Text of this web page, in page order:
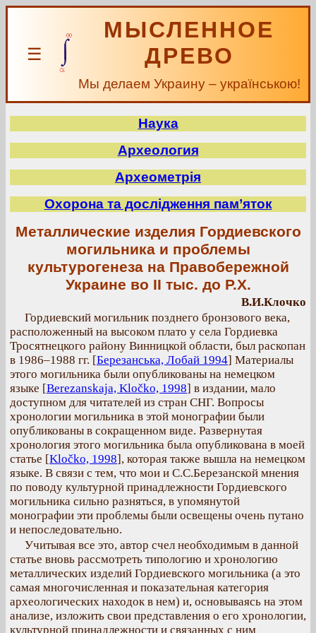
☰
МЫСЛЕННОЕ
ДРЕВО
Мы делаем Украину – українською!
Наука
Археология
Археометрія
Охорона та дослідження пам’яток
Металлические изделия Гордиевского
могильника и проблемы
культурогенеза на Правобережной
Украине во II тыс. до Р.Х.
В.И.Клочко
Гордиевский могильник позднего бронзового века,
расположенный на высоком плато у села Гордиевка
Тросятнецкого району Винницкой области, был раскопан
в 1986–1988 гг. [Березанська, Лобай 1994] Материалы
этого могильника были опубликованы на немецком
языке [Berezanskaja, Kločko, 1998] в издании, мало
доступном для читателей из стран СНГ. Вопросы
хронологии могильника в этой монографии были
опубликованы в сокращенном виде. Развернутая
хронология этого могильника была опубликована в моей
статье [Kločko, 1998], которая также вышла на немецком
языке. В связи с тем, что мои и С.С.Березанской мнения
по поводу культурной принадлежности Гордиевского
могильника сильно разняться, в упомянутой
монографии эти проблемы были освещены очень путано
и непоследовательно.
Учитывая все это, автор счел необходимым в данной
статье вновь рассмотреть типологию и хронологию
металлических изделий Гордиевского могильника (а это
самая многочисленная и показательная категория
археологических находок в нем) и, основываясь на этом
анализе, изложить свои представления о его хронологии,
культурной принадлежности и связанных с ним